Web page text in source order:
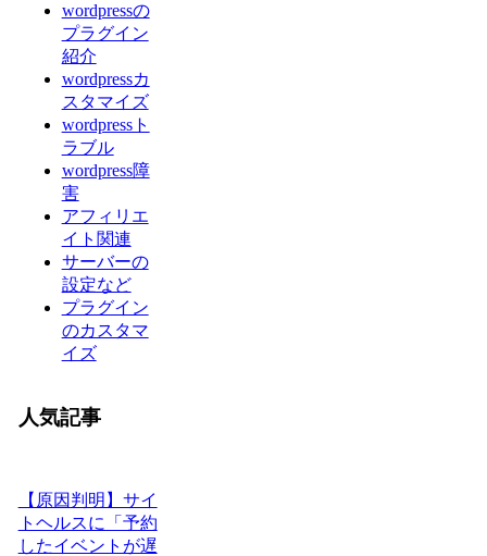
wordpressの
プラグイン
紹介
wordpressカ
スタマイズ
wordpressト
ラブル
wordpress障
害
アフィリエ
イト関連
サーバーの
設定など
プラグイン
のカスタマ
イズ
人気記事
【原因判明】サイ
トヘルスに「予約
したイベントが遅